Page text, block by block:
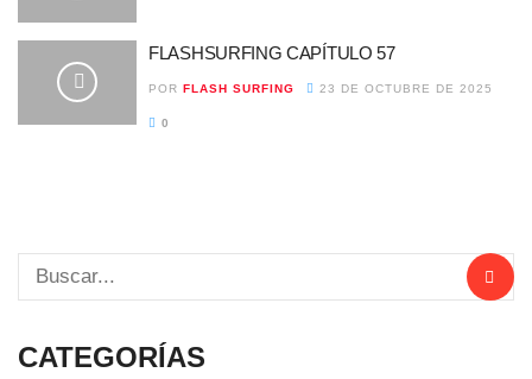
FLASHSURFING CAPÍTULO 57
POR FLASH SURFING 23 DE OCTUBRE DE 2025
0
CATEGORÍAS